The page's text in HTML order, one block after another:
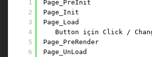
1
2
3
4
5
6
Page_PreInit
Page_Init
Page_Load
Button için Click /
Page_PreRender
Page_UnLoad